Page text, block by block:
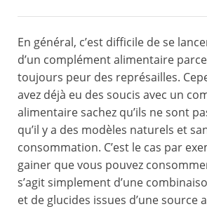
En général, c’est difficile de se
d’un complément alimentaire parce
toujours peur des représailles.
avez déjà eu des soucis avec un
alimentaire sachez qu’ils ne sont
qu’il y a des modèles naturels et
consommation. C’est le cas par
gainer que vous pouvez
s’agit simplement d’une
et de glucides issues d’une source